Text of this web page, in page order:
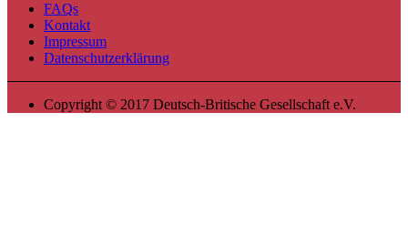
FAQs
Kontakt
Impressum
Datenschutzerklärung
Copyright © 2017 Deutsch-Britische Gesellschaft e.V.